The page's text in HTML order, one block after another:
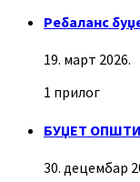
Ребаланс
19. март 2026.
1 прилог
БУЏЕТ
30. децембар